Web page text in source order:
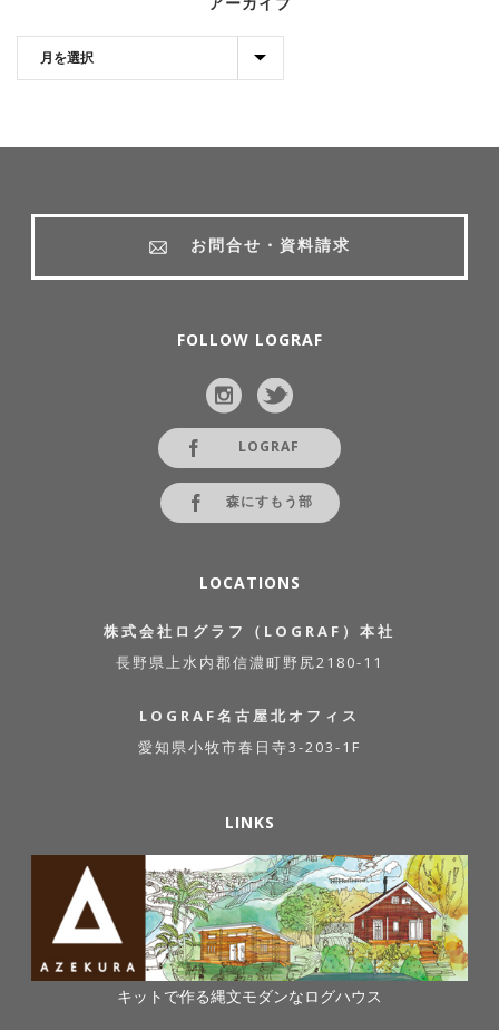
お問合せ・資料請求
FOLLOW LOGRAF
LOGRAF
森にすもう部
LOCATIONS
株式会社ログラフ（LOGRAF）本社
長野県上水内郡信濃町野尻2180-11
LOGRAF名古屋北オフィス
愛知県小牧市春日寺3-203-1F
LINKS
キットで作る縄文モダンなログハウス